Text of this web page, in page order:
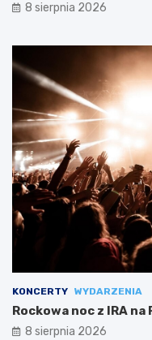
8 sierpnia 2026
KONCERTY WYDARZENIA
Rockowa noc z IRA
8 sierpnia 2026